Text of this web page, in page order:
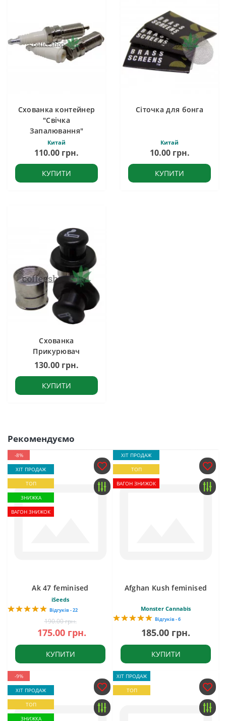
Схованка контейнер
"Свічка
Запалювання"
Китай
110.00 грн.
КУПИТИ
Сіточка для бонга
Китай
10.00 грн.
КУПИТИ
Схованка
Прикурювач
130.00 грн.
КУПИТИ
Рекомендуємо
-8%
ХІТ ПРОДАЖ
ТОП
ЗНИЖКА
ВАГОН ЗНИЖОК
Ak 47 feminised
iSeeds
Відгуків - 22
190.00 грн.
175.00 грн.
КУПИТИ
ХІТ ПРОДАЖ
ТОП
ВАГОН ЗНИЖОК
Afghan Kush feminised
Monster Cannabis
Відгуків - 6
185.00 грн.
КУПИТИ
-9%
ХІТ ПРОДАЖ
ТОП
ЗНИЖКА
ХІТ ПРОДАЖ
ТОП